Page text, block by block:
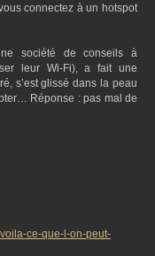
connectez à un hotspot
société de conseils à
leur Wi-Fi), a fait une
s’est glissé dans la peau
Réponse : pas mal de
ce-que-l-on-peut-